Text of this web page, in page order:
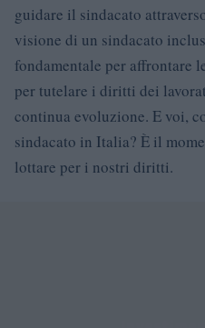
guidare il sindacato
visione di un sindacato
fondamentale per affrontare
per tutelare i diritti dei
continua evoluzione. E voi,
sindacato in Italia? È il
lottare per i nostri diritti.